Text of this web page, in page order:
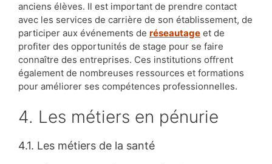
anciens élèves. Il est important de prendre contact
avec les services de carrière de son établissement, de
participer aux événements de réseautage et de
profiter des opportunités de stage pour se faire
connaître des entreprises. Ces institutions offrent
également de nombreuses ressources et formations
pour améliorer ses compétences professionnelles.
4. Les métiers en pénurie
4.1. Les métiers de la santé